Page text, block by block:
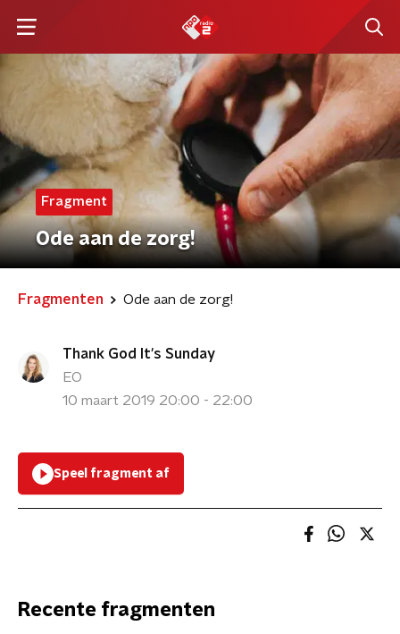
Fragment
Ode aan de zorg!
Fragmenten Ode aan de zorg!
Thank God It's Sunday
EO
10 maart 2019 20:00 - 22:00
Speel fragment af
Recente fragmenten